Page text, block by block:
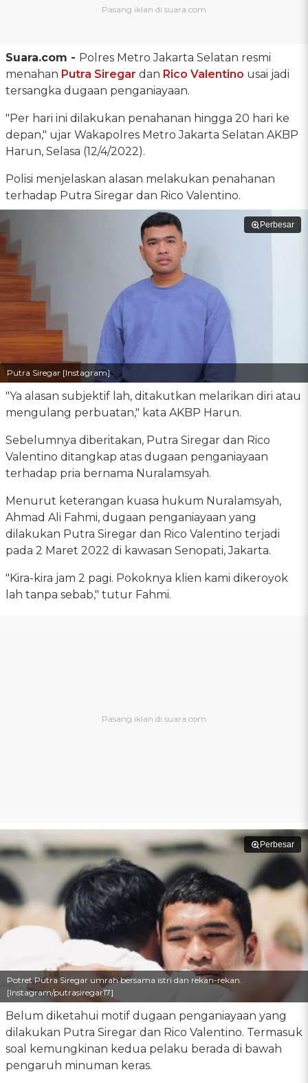
Suara.com - Polres Metro Jakarta Selatan resmi
menahan Putra Siregar dan Rico Valentino usai jadi
tersangka dugaan penganiayaan.
"Per hari ini dilakukan penahanan hingga 20 hari ke
depan," ujar Wakapolres Metro Jakarta Selatan AKBP
Harun, Selasa (12/4/2022).
Polisi menjelaskan alasan melakukan penahanan
terhadap Putra Siregar dan Rico Valentino.
Perbesar
Putra Siregar [Instagram]
"Ya alasan subjektif lah, ditakutkan melarikan diri atau
mengulang perbuatan," kata AKBP Harun.
Sebelumnya diberitakan, Putra Siregar dan Rico
Valentino ditangkap atas dugaan penganiayaan
terhadap pria bernama Nuralamsyah.
Menurut keterangan kuasa hukum Nuralamsyah,
Ahmad Ali Fahmi, dugaan penganiayaan yang
dilakukan Putra Siregar dan Rico Valentino terjadi
pada 2 Maret 2022 di kawasan Senopati, Jakarta.
"Kira-kira jam 2 pagi. Pokoknya klien kami dikeroyok
lah tanpa sebab," tutur Fahmi.
Perbesar
Potret Putra Siregar umrah bersama istri dan rekan-rekan.
[Instagram/putrasiregar17]
Belum diketahui motif dugaan penganiayaan yang
dilakukan Putra Siregar dan Rico Valentino. Termasuk
soal kemungkinan kedua pelaku berada di bawah
pengaruh minuman keras.